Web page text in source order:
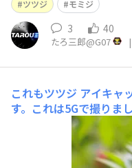
ツツジ モミジ
3 40
たろ三郎@G07 |
これもツツジ アイキャ
す。これは5Gで撮りま
最後の写真は5Gのプロ
1、マニュアルフォー
ゃないかと思います。